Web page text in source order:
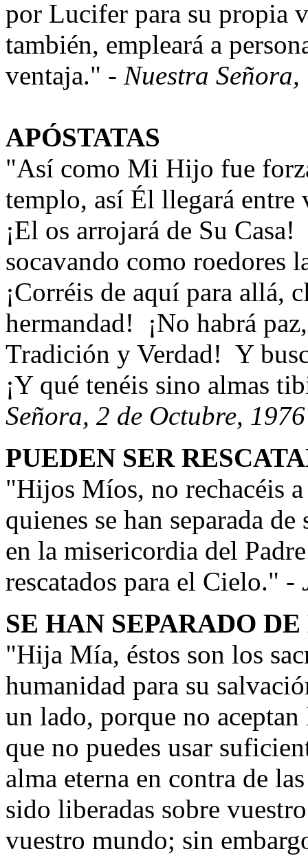
por Lucifer para su propia
también, empleará a
ventaja." - Nuestra
APÓSTATAS
"Así como Mi Hijo fue
templo, así Él llegará entre
¡El os arrojará de Su
socavando como roedores
¡Corréis de aquí para allá,
hermandad! ¡No habrá
Tradición y Verdad! Y
¡Y qué tenéis sino almas
Señora, 2 de Octubre, 1976
PUEDEN SER
"Hijos Míos, no rechacéis
quienes se han separada
en la misericordia del
rescatados para el Cielo." -
SE HAN SEPARADO
"Hija Mía, éstos son los
humanidad para su
un lado, porque no
que no puedes usar
alma eterna en contra de
sido liberadas sobre
vuestro mundo; sin